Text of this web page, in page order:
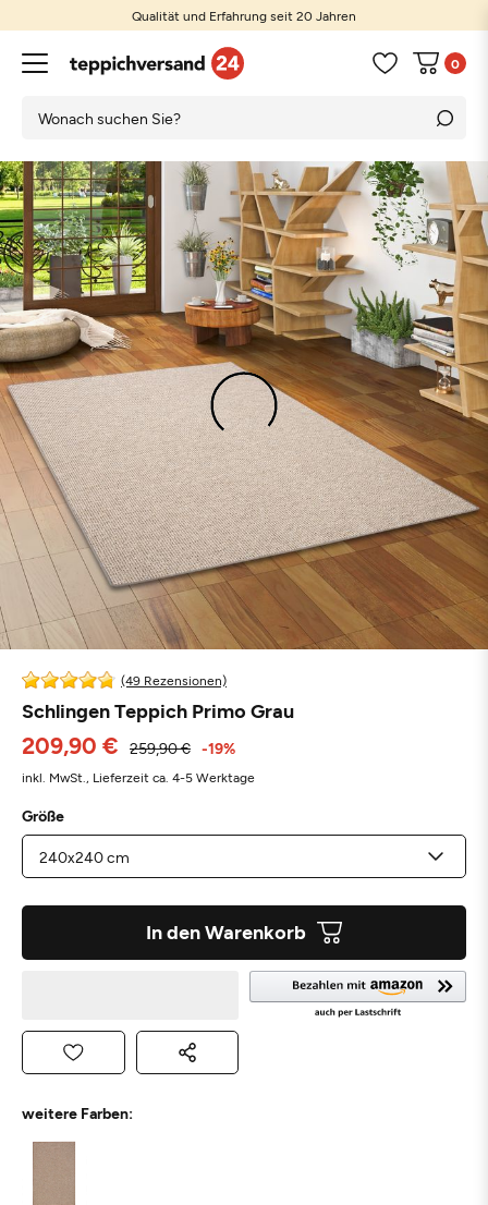
Qualität und Erfahrung seit 20 Jahren
0
(49 Rezensionen)
Schlingen Teppich Primo Grau
209,90 € 259,90 € -19%
inkl. MwSt., Lieferzeit ca. 4-5 Werktage
Größe
In den Warenkorb
weitere Farben: